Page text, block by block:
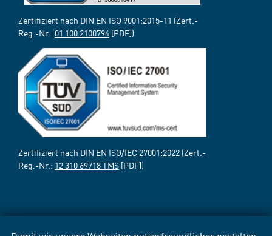
Zertifiziert nach DIN EN ISO 9001:2015-11 (Zert.-
Reg.-Nr.: 01 100 2100794 [PDF])
Zertifiziert nach DIN EN ISO/IEC 27001:2022 (Zert.-
Reg.-Nr.: 12 310 69718 TMS [PDF])